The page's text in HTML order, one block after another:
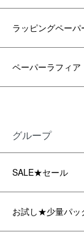
ラッピングペーパ
ペーパーラフィア
グループ
SALE★セール
お試し★少量パッ